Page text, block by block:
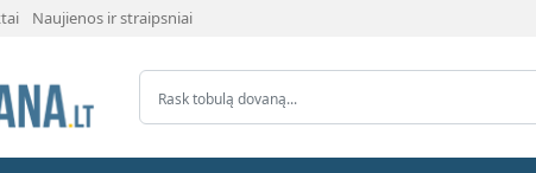
Naujienos ir straipsniai